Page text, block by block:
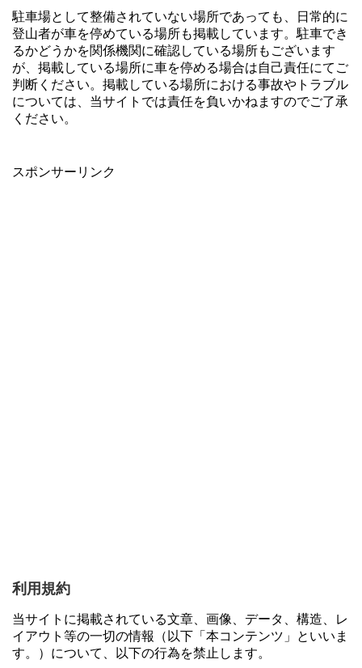
駐車場として整備されていない場所であっても、日常的に
登山者が車を停めている場所も掲載しています。駐車でき
るかどうかを関係機関に確認している場所もございます
が、掲載している場所に車を停める場合は自己責任にてご
判断ください。掲載している場所における事故やトラブル
については、当サイトでは責任を負いかねますのでご了承
ください。
スポンサーリンク
利用規約
当サイトに掲載されている文章、画像、データ、構造、レ
イアウト等の一切の情報（以下「本コンテンツ」といいま
す。）について、以下の行為を禁止します。